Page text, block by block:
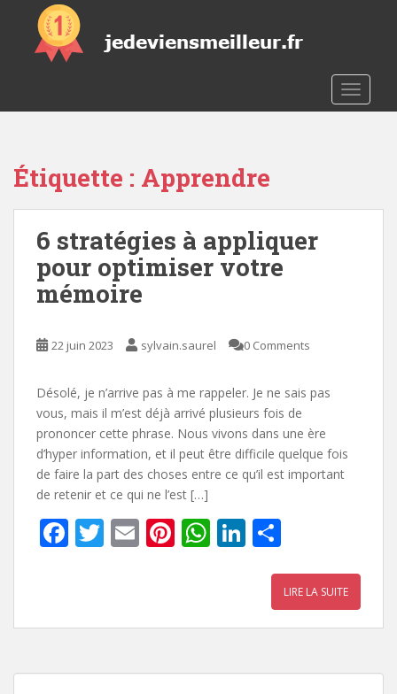
o
Étiquette : Apprendre
6 stratégies à appliquer
pour optimiser votre
mémoire
22 juin 2023 sylvain.saurel 0 Comments
Désolé, je n’arrive pas à me rappeler. Je ne sais pas
vous, mais il m’est déjà arrivé plusieurs fois de
prononcer cette phrase. Nous vivons dans une ère
d’hyper information, et il peut être difficile quelque fois
de faire la part des choses entre ce qu’il est important
de retenir et ce qui ne l’est […]
F
b
o
T
er
E
l
Pi
e
W
s
p
Li
e
n
ta
g
LIRE LA SUITE